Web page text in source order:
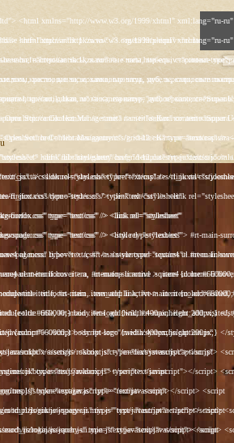
0, 'imagesize': 'SMALL', 'safesearch': 'MODERATE', 'search': 'Search...', 'readmore': 'Read more...', 'noresults': 'No results', 'advsearch': 'Advanced search', 'page': 'Page', 'page_of': 'of', 'searchlink': 'http://antik.1kzn.ru/index.php?option=com_search&amp;view=search&amp;tmpl=component', 'advsearchlink': 'http://antik.1kzn.ru/index.php?option=com_search&amp;view=search', 'uribase': 'http://antik.1kzn.ru/', 'limit': '10', 'perpage': '3', 'ordering': 'newest', 'phrase': 'any', 'hidedivs': '', 'includelink': 1, 'viewall': 'View all results', 'estimated': 'estimated', 'showestimated': 1, 'showpagination': 1, 'showcategory': 1, 'showreadmore': 1, 'showdescription': 1 }); }); </script> <meta name="google-site-verification" content="" /> <script type="text/javascript"> var _gaq = _gaq || []; _gaq.push(['_setAccount', 'UA-XXXXX-X']); _gaq.push(['_gat._anonymizeIp']); _gaq.push(['_trackPageview']); (function() { var ga = document.createElement('script'); ga.type = 'text/javascript'; ga.async = true; ga.src = ('https:' == document.location.protocol ? 'https://ssl' : 'http://www') + '.google-analytics.com/ga.js'; var s = document.getElementsByTagName('script')[0]; s.parentNode.insertBefore(ga, s); })(); </script> </head> <body class="backgroundlevel-high backgroundstyle-style1 bodylevel-high cssstyle-style1 font-family-georgia font-size-is-default menu-type-fusionmenu col12 option-com-content menu-glavnaya "> <div id="rt-mainbg-overlay"> <div class="rt-surround-wrap"><div class="rt-surround"><div class="rt-surround2"><div class="rt-surround3"> <div class="rt-container"> <div id="rt-header-wrap"><div id="rt-header-wrap2"> <div id="rt-header-graphic"> <div class="rt-header-padding"> <div id="rt-header"> <div class="rt-grid-12 rt-alpha rt-omega"> <div class="rt-block"> <a href="/" id="rt-logo"></a> </div> </div> <div class="clear"></div> </div> <div id="rt-navigation"><div id="rt-navigation2"><div id="rt-navigation3"> <div class="nopill"> <ul class="menutop level1 " > <li class="item108 active root" > <a class="orphan item bullet" href="/" > <span> Главная </span> </a> </li> <li class="item109 parent root" > <a class="daddy item bullet" href="/katalog-antikvariata" > <span> Каталог </span> </a> <div class="fusion-submenu-wrapper level2"> <div class="drop-top"></div> <ul class="level2"> <li class="item123 parent" > <a class="daddy item bullet" href="/katalog-antikvariata/chasy" > <span> Часы </span> </a> <div class="fusion-submenu-wrapper level3"> <div class="drop-top"></div> <ul class="level3"> <li class="item110" > <a class="orphan item bullet" href="/katalog-antikvariata/chasy/napolnye-chasy" > <span> Напольные </span> </a> </li> <li class="item112" > <a class="orphan item bulle
0, 'imagesize': 'SMALL', 'safesearch': 'MODERATE', 'search': 'Search...', 'readmore': 'Read more...', 'noresults': 'No results', 'advsearch': 'Advanced search', 'page': 'Page', 'page_of': 'of', 'searchlink': 'http://antik.1kzn.ru/index.php?option=com_search&amp;view=search&amp;tmpl=component', 'advsearchlink': 'http://antik.1kzn.ru/index.php?option=com_search&amp;view=search', 'uribase': 'http://antik.1kzn.ru/', 'limit': '10', 'perpage': '3', 'ordering': 'newest', 'phrase': 'any', 'hidedivs': '', 'includelink': 1, 'viewall': 'View all results', 'estimated': 'estimated', 'showestimated': 1, 'showpagination': 1, 'showcategory': 1, 'showreadmore': 1, 'showdescription': 1 }); }); </script> <meta name="google-site-verification" content="" /> <script type="text/javascript"> var _gaq = _gaq || []; _gaq.push(['_setAccount', 'UA-XXXXX-X']); _gaq.push(['_gat._anonymizeIp']); _gaq.push(['_trackPageview']); (function() { var ga = document.createElement('script'); ga.type = 'text/javascript'; ga.async = true; ga.src = ('https:' == document.location.protocol ? 'https://ssl' : 'http://www') + '.google-analytics.com/ga.js'; var s = document.getElementsByTagName('script')[0]; s.parentNode.insertBefore(ga, s); })(); </script> </head> <body class="backgroundlevel-high backgroundstyle-style1 bodylevel-high cssstyle-style1 font-family-georgia font-size-is-default menu-type-fusionmenu col12 option-com-content menu-glavnaya "> <div id="rt-mainbg-overlay"> <div class="rt-surround-wrap"><div class="rt-surround"><div class="rt-surround2"><div class="rt-surround3"> <div class="rt-container"> <div id="rt-header-wrap"><div id="rt-header-wrap2"> <div id="rt-header-graphic"> <div class="rt-header-padding"> <div id="rt-header"> <div class="rt-grid-12 rt-alpha rt-omega"> <div class="rt-block"> <a href="/" id="rt-logo"></a> </div> </div> <div class="clear"></div> </div> <div id="rt-navigation"><div id="rt-navigation2"><div id="rt-navigation3"> <div class="nopill"> <ul class="menutop level1 " > <li class="item108 active root" > <a class="orphan item bullet" href="/" > <span> Главная </span> </a> </li> <li class="item109 parent root" > <a class="daddy item bullet" href="/katalog-antikvariata" > <span> Каталог </span> </a> <div class="fusion-submenu-wrapper level2"> <div class="drop-top"></div> <ul class="level2"> <li class="item123 parent" > <a class="daddy item bullet" href="/katalog-antikvariata/chasy" > <span> Часы </span> </a> <div class="fusion-submenu-wrapper level3"> <div class="drop-top"></div> <ul class="level3"> <li class="item110" > <a class="orphan item bullet" href="/katalog-antikvariata/chasy/napolnye-chasy" > <span> Напольные </span> </a> </li> <li class="item112" > <a class="orphan item bulle